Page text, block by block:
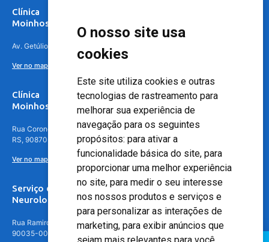
O nosso site usa
cookies
Este site utiliza cookies e outras
tecnologias de rastreamento para
melhorar sua experiência de
navegação para os seguintes
propósitos: para ativar a
funcionalidade básica do site, para
proporcionar uma melhor experiência
no site, para medir o seu interesse
nos nossos produtos e serviços e
para personalizar as interações de
marketing, para exibir anúncios que
Clínica
Moinhos de Vento Canoas
Av. Getúlio Vargas, 4841 – Centro, Canoas – RS, 92010-010
Ver no mapa
Clínica
Moinhos de Vento - Teresópolis
Rua Coronel Aparício Borges, 250 - 3º andar - Teresópolis, Porto Alegre -
RS, 90870-016
Ver no mapa
Serviço de
Neurologia
Rua Ramiro Barcelos, 630 – 5º andar – Floresta, Porto Alegre – RS,
90035-001